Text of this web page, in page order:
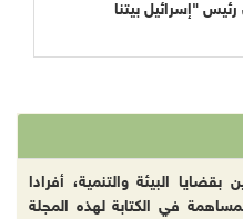
البيئة والتنمية، أفرادا
في الكتابة لهذه المجلة